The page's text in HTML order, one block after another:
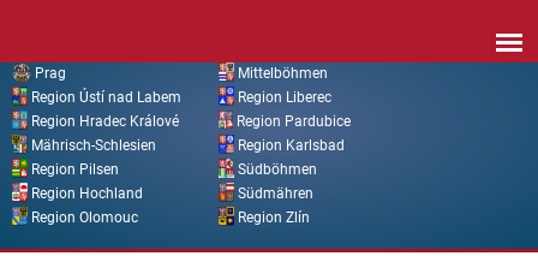
Prag
Mittelböhmen
Region Ústí nad Labem
Region Liberec
Region Hradec Králové
Region Pardubice
Mährisch-Schlesien
Region Karlsbad
Region Pilsen
Südböhmen
Region Hochland
Südmähren
Region Olomouc
Region Zlín